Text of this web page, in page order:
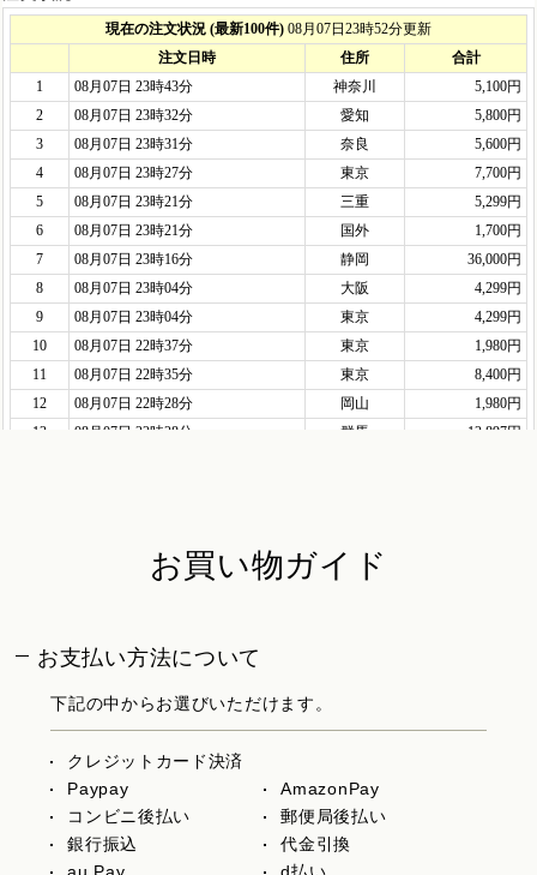
お買い物ガイド
お支払い方法について
下記の中からお選びいただけます。
クレジットカード決済
Paypay
AmazonPay
コンビニ後払い
郵便局後払い
銀行振込
代金引換
au Pay
d払い